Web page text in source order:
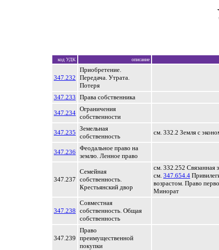
код УДК описание
347.232
Приобретение.
Передача. Утрата.
Потеря
347.233 Права собственника
347.234
Ограничения
собственности
347.235
Земельная
собственность
см. 332.2 Земля с
347.236
Феодальное право на
землю. Ленное право
347.237
Семейная
собственность.
Крестьянский двор
см. 332.252 Связанная
см. 347.654.4
возрастом. Право
Минорат
347.238
Cовместная
собственность. Общая
собственность
347.239
Право
преимущественной
покупки